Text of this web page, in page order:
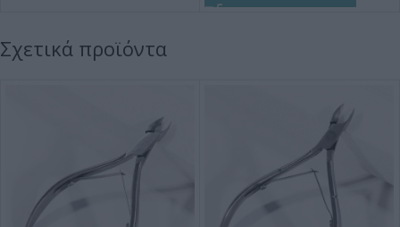
Σχετικά προϊόντα